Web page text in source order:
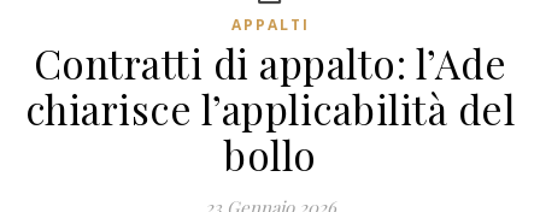
APPALTI
Contratti di appalto: l’Ade
chiarisce l’applicabilità del
bollo
23 Gennaio 2026